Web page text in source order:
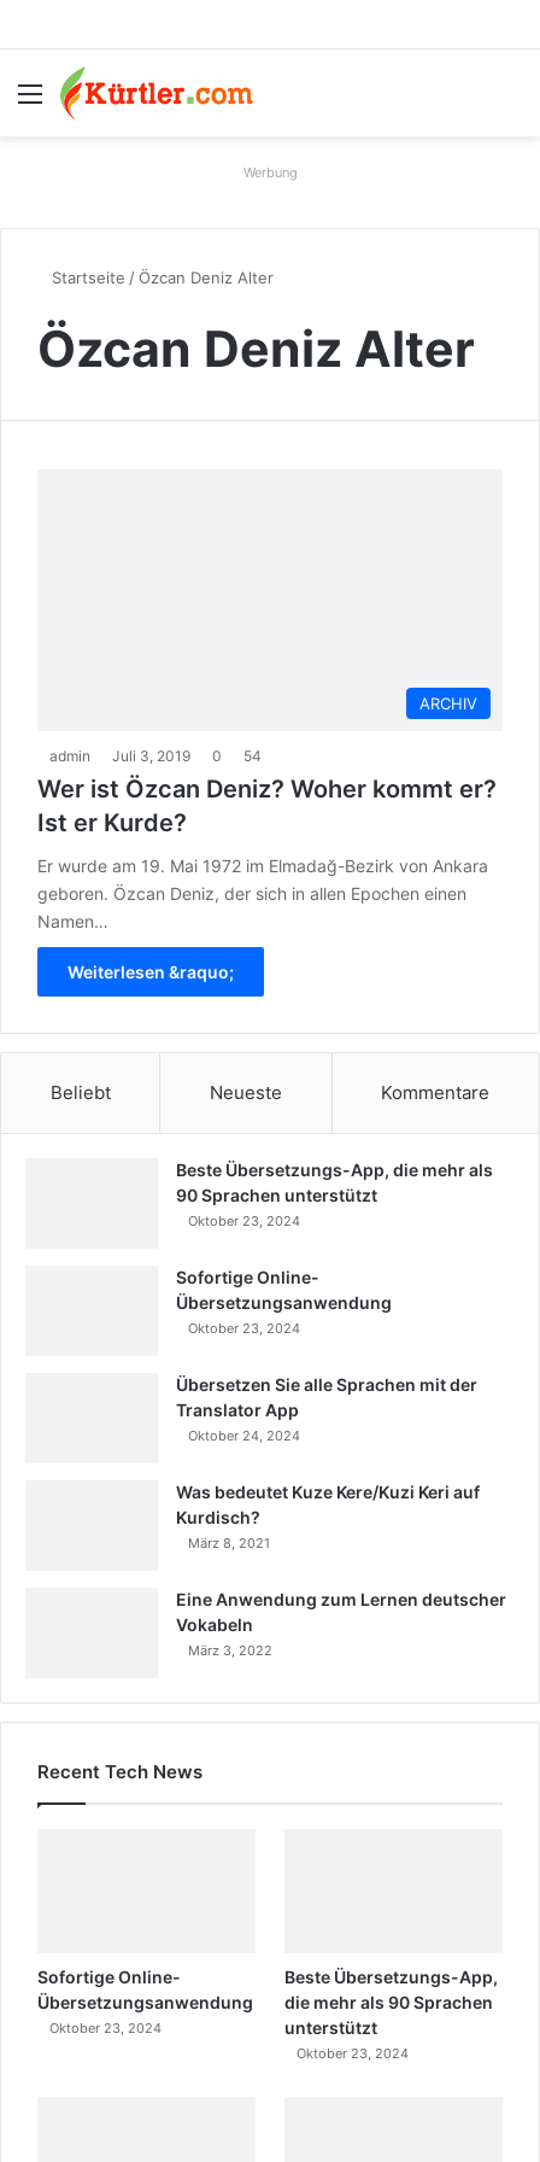
Menü
Werbung
Startseite /Özcan Deniz Alter
Özcan Deniz Alter
ARCHIV
admin Juli 3, 2019 0 54
Wer ist Özcan Deniz? Woher kommt er?
Ist er Kurde?
Er wurde am 19. Mai 1972 im Elmadağ-Bezirk von Ankara
geboren. Özcan Deniz, der sich in allen Epochen einen
Namen…
Weiterlesen &raquo;
Beliebt Neueste Kommentare
Beste Übersetzungs-App, die mehr als
90 Sprachen unterstützt
Oktober 23, 2024
Sofortige Online-
Übersetzungsanwendung
Oktober 23, 2024
Übersetzen Sie alle Sprachen mit der
Translator App
Oktober 24, 2024
Was bedeutet Kuze Kere/Kuzi Keri auf
Kurdisch?
März 8, 2021
Eine Anwendung zum Lernen deutscher
Vokabeln
März 3, 2022
Recent Tech News
Sofortige Online-
Übersetzungsanwendung
Oktober 23, 2024
Beste Übersetzungs-App,
die mehr als 90 Sprachen
unterstützt
Oktober 23, 2024